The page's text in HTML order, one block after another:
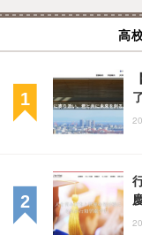
高